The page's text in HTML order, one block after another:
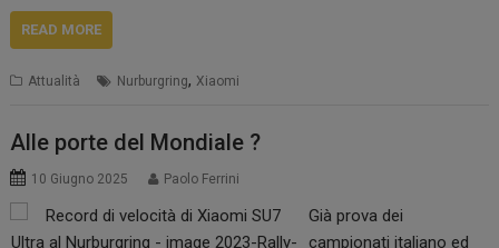
READ MORE
Attualità Nurburgring,Xiaomi
Alle porte del Mondiale ?
10 Giugno 2025 Paolo Ferrini
Già prova dei
campionati italiano ed